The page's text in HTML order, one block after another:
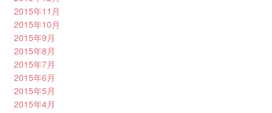
2015年11月
2015年10月
2015年9月
2015年8月
2015年7月
2015年6月
2015年5月
2015年4月